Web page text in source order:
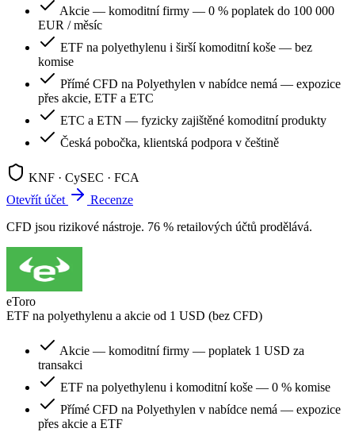
Akcie — komoditní firmy — 0 % poplatek do 100 000
EUR / měsíc
ETF na polyethylenu i širší komoditní koše — bez
komise
Přímé CFD na Polyethylen v nabídce nemá — expozice
přes akcie, ETF a ETC
ETC a ETN — fyzicky zajištěné komoditní produkty
Česká pobočka, klientská podpora v češtině
KNF · CySEC · FCA
Otevřít účet
Recenze
CFD jsou rizikové nástroje. 76 % retailových účtů prodělává.
eToro
ETF na polyethylenu a akcie od 1 USD (bez CFD)
Akcie — komoditní firmy — poplatek 1 USD za
transakci
ETF na polyethylenu i komoditní koše — 0 % komise
Přímé CFD na Polyethylen v nabídce nemá — expozice
přes akcie a ETF